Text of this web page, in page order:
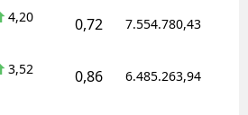
4,20 0,72 7.554.780,43
3,52 0,86 6.485.263,94